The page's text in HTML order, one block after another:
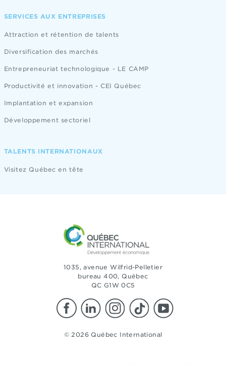
SERVICES AUX ENTREPRISES
Attraction et rétention de talents
Diversification des marchés
Entrepreneuriat technologique - LE CAMP
Productivité et innovation - CEI Québec
Implantation et expansion
Développement sectoriel
TALENTS INTERNATIONAUX
Visitez Québec en tête
1035, avenue Wilfrid-Pelletier
bureau 400, Québec
QC G1W 0C5
© 2026 Québec International